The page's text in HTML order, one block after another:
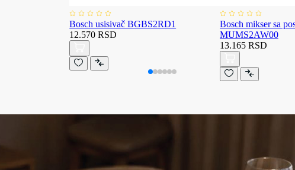
Bosch usisivač BGBS2RD1
12.570 RSD
Bosch mikser sa
MUMS2AW00
13.165 RSD